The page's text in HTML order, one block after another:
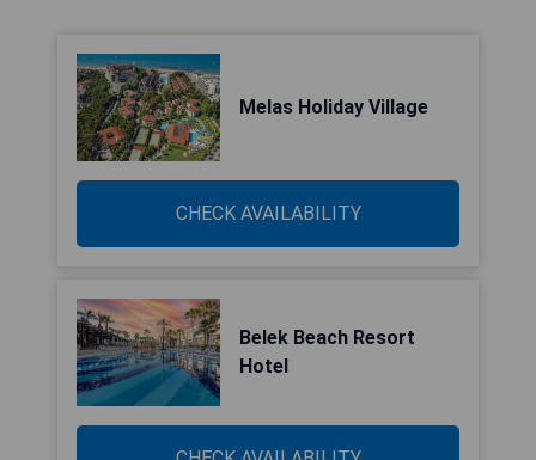
Melas Holiday Village
CHECK AVAILABILITY
Belek Beach Resort
Hotel